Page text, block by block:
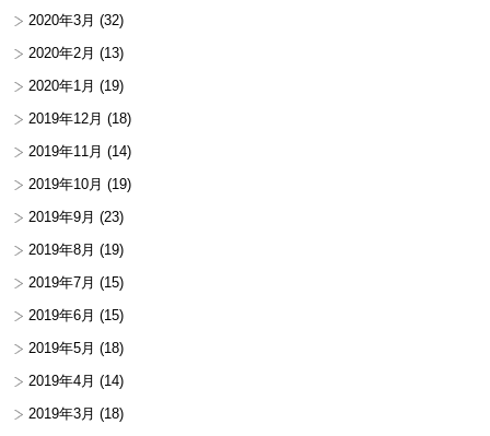
2020年3月 (32)
2020年2月 (13)
2020年1月 (19)
2019年12月 (18)
2019年11月 (14)
2019年10月 (19)
2019年9月 (23)
2019年8月 (19)
2019年7月 (15)
2019年6月 (15)
2019年5月 (18)
2019年4月 (14)
2019年3月 (18)